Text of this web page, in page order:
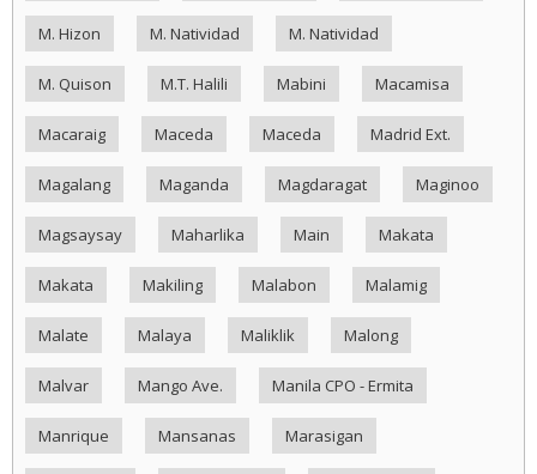
M. Hizon M. Natividad M. Natividad
M. Quison M.T. Halili Mabini Macamisa
Macaraig Maceda Maceda Madrid Ext.
Magalang Maganda Magdaragat Maginoo
Magsaysay Maharlika Main Makata
Makata Makiling Malabon Malamig
Malate Malaya Maliklik Malong
Malvar Mango Ave. Manila CPO - Ermita
Manrique Mansanas Marasigan